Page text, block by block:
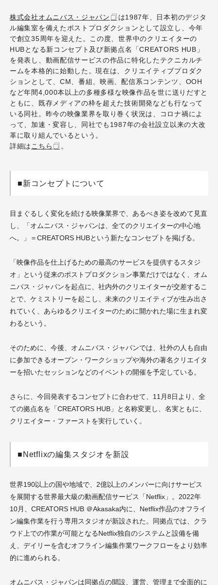
株式会社オムニバス・ジャパン
は1987年、日本初のデジタ
ル編集室を備えたポストプロダクションとして設立し、今年
で創立35周年を迎えた。この度、世界中のクリエイターの
HUBとなる新コンセプト及び新拠点名「CREATORS HUB」
を発表し、動画配信サービスの作品に特化したテクニカルチ
ームを本格的に始動した。現在は、クリエイティブプロダク
ションとして、CM、番組、映画、配信系コンテンツ、OOH
など年間4,000本以上の多種多様な映像作品を世に送りだすと
ともに、既存メディアの枠を超えた技術開発なども行なって
いる同社。昨今の映像業界を取り巻く状況は、コロナ禍によ
って、加速・変容し、同社でも1987年の会社設立以来の大改
革に取り組んでいるという。
詳細は こちら 。
■新コンセプトについて
目まぐるしく変化を続ける映像業界で、あるべき姿を改めて見直
し、「オムニバス・ジャパンは、全てのクリエイターの中心地
へ。」＝CREATORS HUBという新たなコンセプトを掲げる。
「映像作品を仕上げるための最高のサービスを提供するスタジ
オ」という従来のポストプロダクション事業だけではなく、オム
ニバス・ジャパンを起点に、社内外のクリエイターが交差するこ
とで、ケミストリーを起こし、未来のクリエイティブが生み出さ
れていく、あらゆるクリエイターのために開かれた場に生まれ変
わるという。
そのために、今後、オムニバス・ジャパンでは、社外の人も自由
に参加できるオープン・ワークショップや海外の著名クリエイタ
ーを招いたセッションなどのイベントの開催を予定している。
さらに、今回発表するコンセプトに合わせて、11月8日より、全
ての拠点名を「CREATORS HUB」と名称変更し、名実ともに、
クリエイター・ファーストを実行していく。
■Netflixの編集スタジオを新設
世界190以上の国や地域で、2億以上のメンバーに向けサービス
を展開する世界最大級の動画配信サービス「Netflix」。2022年
10月、CREATORS HUB ＠Akasaka内に、Netflix作品のオフライ
ン編集作業を行う専用スタジオが新設された。同拠点では、クラ
ウド上での作業が可能となるNetflix独自のシステムと設備を備
え、デイリーを含むオフライン編集作業ワークフローをより効率
的に進められる。
オムニバス・ジャパンは同拠点の開設、運営、管理まで全面的に